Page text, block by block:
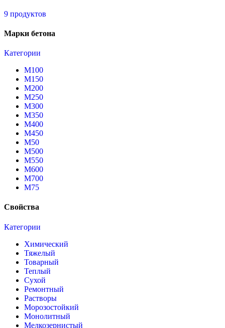
9 продуктов
Марки бетона
Категории
М100
М150
М200
М250
М300
М350
М400
М450
М50
М500
М550
М600
М700
М75
Свойства
Категории
Химический
Тяжелый
Товарный
Теплый
Сухой
Ремонтный
Растворы
Морозостойкий
Монолитный
Мелкозернистый